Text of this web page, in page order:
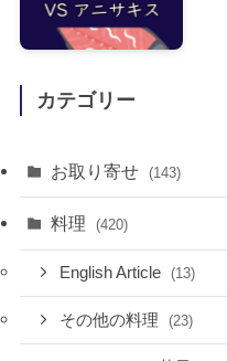
カテゴリー
お取り寄せ (143)
料理 (420)
English Article (13)
その他の料理 (23)